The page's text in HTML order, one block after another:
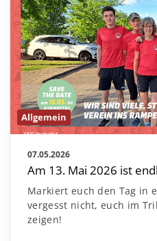
Allgemein
07.05.2026
Am 13. Mai 2026 ist
Markiert euch den Tag in
vergesst nicht, euch im
zeigen!